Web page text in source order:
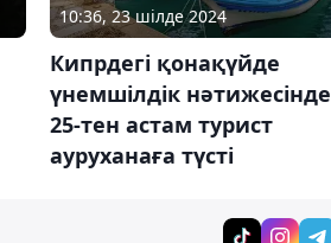
10:36, 23 шілде 2024
Кипрдегі қонақүйде
үнемшілдік нәтижесінде
25-тен астам турист
ауруханаға түсті